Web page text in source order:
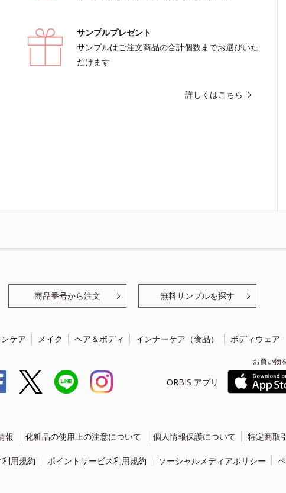
サンプルプレゼント
サンプルはご注文商品の合計個数までお選びいた
だけます
詳しくはこちら
商品番号から注文 無料サンプルを探す
ケア メイク ヘア＆ボディ インナーケア（食品） ボディウェア
ORBIS アプリ
お買い物
報 化粧品の使用上の注意について 個人情報保護について 特定商取
用規約 ポイントサービス利用規約 ソーシャルメディアポリシー